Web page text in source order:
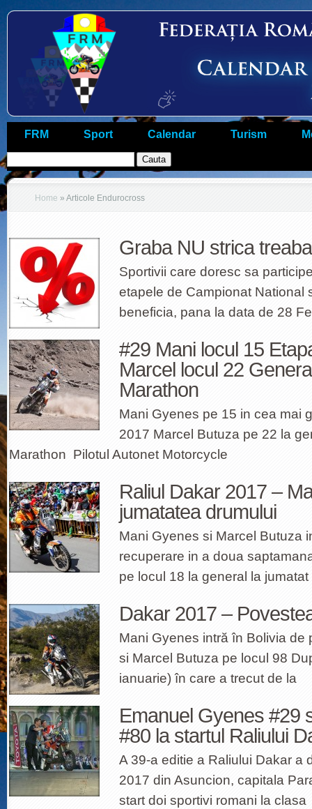
FRM Sport Calendar Turism
Home » Articole Endurocross
Graba NU strica
Sportivii care doresc sa
etapele de Campionat National
beneficia, pana la data de 28
#29 Mani locul 15
Marcel locul 22
Marathon
Mani Gyenes pe 15 in cea mai
2017 Marcel Butuza pe 22 la
Marathon Pilotul Autonet Motorcycle
Raliul Dakar 2017 –
jumatatea drumului
Mani Gyenes si Marcel Butuza
recuperare in a doua
pe locul 18 la general la jumatat
Dakar 2017 –
Mani Gyenes intră în Bolivia de
si Marcel Butuza pe locul 98
ianuarie) în care a trecut de la
Emanuel Gyenes #29
#80 la startul Raliului
A 39-a editie a Raliului Dakar a
2017 din Asuncion, capitala
start doi sportivi romani la clasa